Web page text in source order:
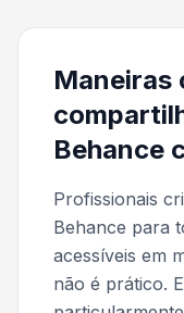
Maneiras
Behance
Profissionais
Behance para
acessíveis em
não é prático.